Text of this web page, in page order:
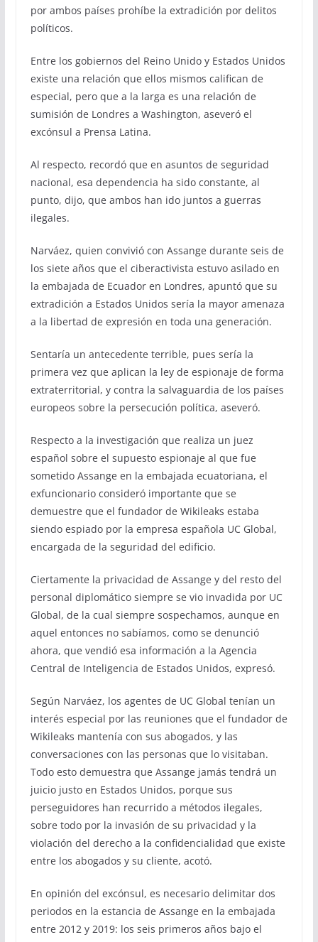
por ambos países prohíbe la extradición por delitos
políticos.
Entre los gobiernos del Reino Unido y Estados Unidos
existe una relación que ellos mismos califican de
especial, pero que a la larga es una relación de
sumisión de Londres a Washington, aseveró el
excónsul a Prensa Latina.
Al respecto, recordó que en asuntos de seguridad
nacional, esa dependencia ha sido constante, al
punto, dijo, que ambos han ido juntos a guerras
ilegales.
Narváez, quien convivió con Assange durante seis de
los siete años que el ciberactivista estuvo asilado en
la embajada de Ecuador en Londres, apuntó que su
extradición a Estados Unidos sería la mayor amenaza
a la libertad de expresión en toda una generación.
Sentaría un antecedente terrible, pues sería la
primera vez que aplican la ley de espionaje de forma
extraterritorial, y contra la salvaguardia de los países
europeos sobre la persecución política, aseveró.
Respecto a la investigación que realiza un juez
español sobre el supuesto espionaje al que fue
sometido Assange en la embajada ecuatoriana, el
exfuncionario consideró importante que se
demuestre que el fundador de Wikileaks estaba
siendo espiado por la empresa española UC Global,
encargada de la seguridad del edificio.
Ciertamente la privacidad de Assange y del resto del
personal diplomático siempre se vio invadida por UC
Global, de la cual siempre sospechamos, aunque en
aquel entonces no sabíamos, como se denunció
ahora, que vendió esa información a la Agencia
Central de Inteligencia de Estados Unidos, expresó.
Según Narváez, los agentes de UC Global tenían un
interés especial por las reuniones que el fundador de
Wikileaks mantenía con sus abogados, y las
conversaciones con las personas que lo visitaban.
Todo esto demuestra que Assange jamás tendrá un
juicio justo en Estados Unidos, porque sus
perseguidores han recurrido a métodos ilegales,
sobre todo por la invasión de su privacidad y la
violación del derecho a la confidencialidad que existe
entre los abogados y su cliente, acotó.
En opinión del excónsul, es necesario delimitar dos
periodos en la estancia de Assange en la embajada
entre 2012 y 2019: los seis primeros años bajo el